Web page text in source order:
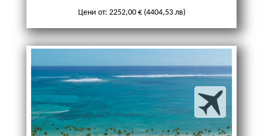
Цени от: 2252,00 € (4404,53 лв)